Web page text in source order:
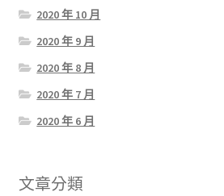
2020 年 10 月
2020 年 9 月
2020 年 8 月
2020 年 7 月
2020 年 6 月
文章分類